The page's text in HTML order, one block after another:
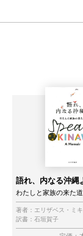
語れ、内なる沖縄
わたしと家族の来た道
著者： エリザベス・ミ
訳書： 石垣賀子